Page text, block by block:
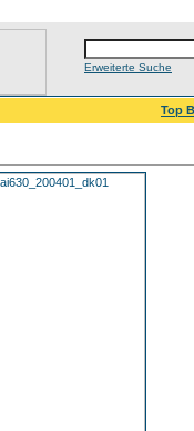
Erweiterte Suche
Top